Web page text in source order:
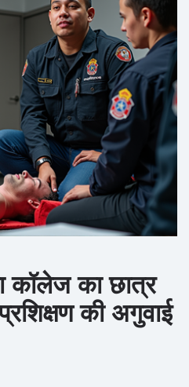
कॉलेज का छात्र
की अगुवाई